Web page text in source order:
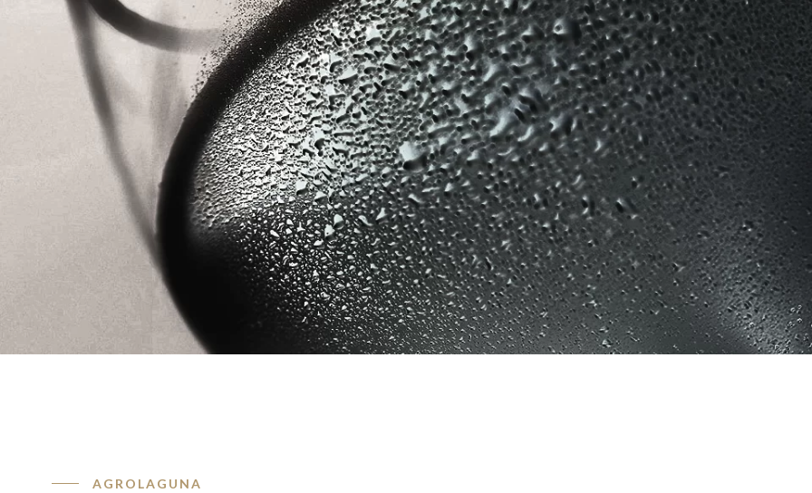
AGROLAGUNA